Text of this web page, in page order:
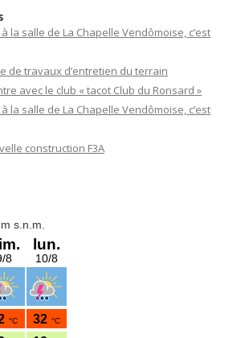
la salle de La Chapelle Vendômoise, c’est
de travaux d’entretien du terrain
avec le club « tacot Club du Ronsard »
la salle de La Chapelle Vendômoise, c’est
construction F3A